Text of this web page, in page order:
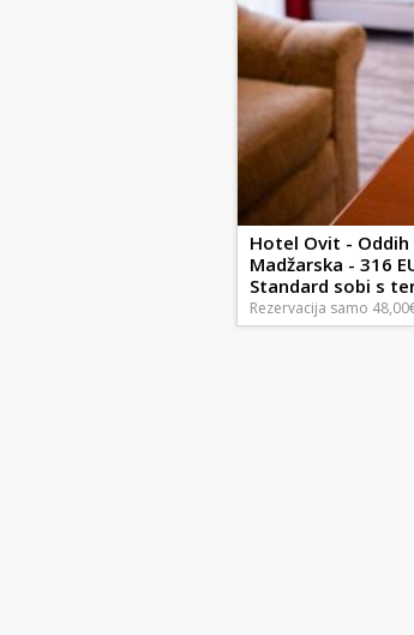
Hotel Ovit - Oddih
Madžarska - 316
Standard sobi s
Rezervacija samo